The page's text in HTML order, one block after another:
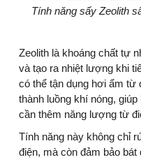
Tính năng sấy Zeolith
Zeolith là khoáng chất tự
và tạo ra nhiệt lượng khi
có thể tận dụng hơi ẩm từ
thành luồng khí nóng,
cần thêm năng lượng từ
Tính năng này không chỉ
điện, mà còn đảm bảo